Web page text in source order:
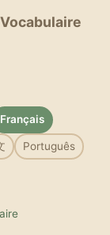
Vocabulaire
Français
Português